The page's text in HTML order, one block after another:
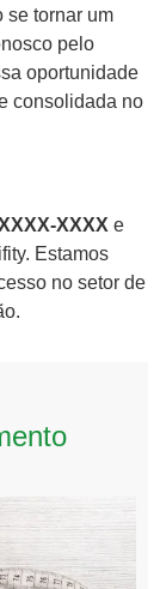
se tornar um
pelo
oportunidade
consolidada no
XXXX e
Estamos
no setor de